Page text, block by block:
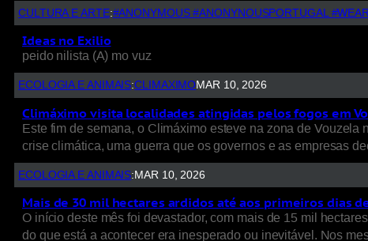
CULTURA E ARTE:#ANONYMOUS #ANONYNOUSPORTUGAL
Ideas no Exilio
peido nilista (A) mo vuz
ECOLOGIA E ANIMAIS:CLIMAXIMOMAR 10, 2026
Climáximo visita localidades atingidas pelos fogos em
Este fim de semana, o Climáximo esteve na zona de Vouzela
crise climática, uma guerra que os governos e as empresas
ECOLOGIA E ANIMAIS: MAR 10, 2026
Mais de 30 mil hectares ardidos até aos primeiros dias
O início deste mês foi devastador, com mais de 15 mil
do que está a acontecer era inesperado ou inevitável. Nos